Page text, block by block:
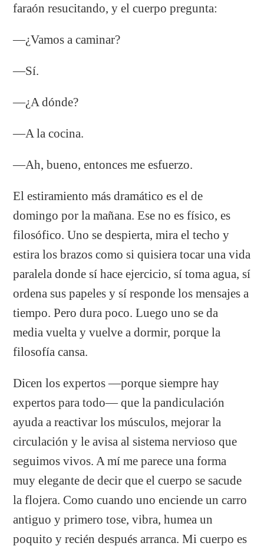
faraón resucitando, y el cuerpo pregunta:
—¿Vamos a caminar?
—Sí.
—¿A dónde?
—A la cocina.
—Ah, bueno, entonces me esfuerzo.
El estiramiento más dramático es el de
domingo por la mañana. Ese no es físico, es
filosófico. Uno se despierta, mira el techo y
estira los brazos como si quisiera tocar una vida
paralela donde sí hace ejercicio, sí toma agua, sí
ordena sus papeles y sí responde los mensajes a
tiempo. Pero dura poco. Luego uno se da
media vuelta y vuelve a dormir, porque la
filosofía cansa.
Dicen los expertos —porque siempre hay
expertos para todo— que la pandiculación
ayuda a reactivar los músculos, mejorar la
circulación y le avisa al sistema nervioso que
seguimos vivos. A mí me parece una forma
muy elegante de decir que el cuerpo se sacude
la flojera. Como cuando uno enciende un carro
antiguo y primero tose, vibra, humea un
poquito y recién después arranca. Mi cuerpo es